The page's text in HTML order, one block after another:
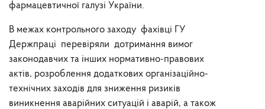
фармацевтичної галузі України.
В межах контрольного заходу фахівці ГУ
Держпраці перевіряли дотримання вимог
законодавчих та інших нормативно-правових
актів, розроблення додаткових організаційно-
технічних заходів для зниження ризиків
виникнення аварійних ситуацій і аварій, а також